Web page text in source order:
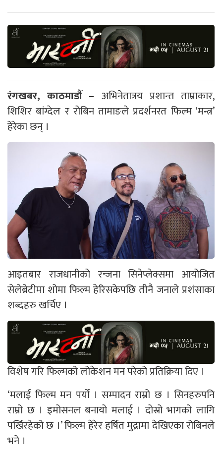
रंगखबर, काठमाडौँ – अभिनेतात्रय प्रशान्त ताम्राकार,
शिशिर बांग्देल र रोबिन तामाङले प्रदर्शनरत फिल्म ‘मन्त्र’
हेरेका छन् ।
आइतबार राजधानीको रन्जना सिनेप्लेक्समा आयोजित
सेलेब्रेटीमा शोमा फिल्म हेरिसकेपछि तीनै जनाले प्रशंसाका
शब्दहरु खर्चिए ।
विशेष गरि फिल्मको लोकेशन मन परेको प्रतिक्रिया दिए ।
‘मलाई फिल्म मन पर्यो । सम्पादन राम्रो छ । सिनहरुपनि
राम्रो छ । इमोसनल बनायो मलाई । दोस्रो भागको लागि
पर्खिरहेको छ ।’ फिल्म हेरेर हर्षित मुद्रामा देखिएका रोबिनले
भने ।